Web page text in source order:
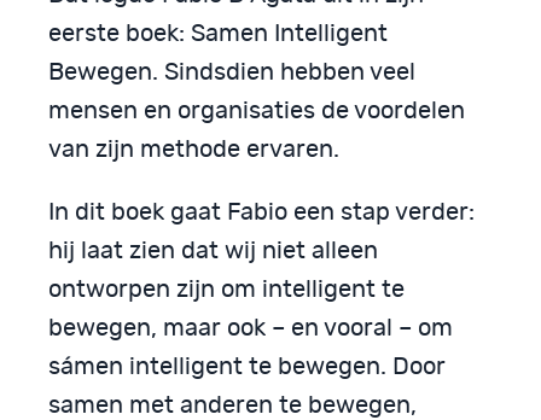
eerste boek: Samen Intelligent
Bewegen. Sindsdien hebben veel
mensen en organisaties de voordelen
van zijn methode ervaren.
In dit boek gaat Fabio een stap verder:
hij laat zien dat wij niet alleen
ontworpen zijn om intelligent te
bewegen, maar ook – en vooral – om
sámen intelligent te bewegen. Door
samen met anderen te bewegen,